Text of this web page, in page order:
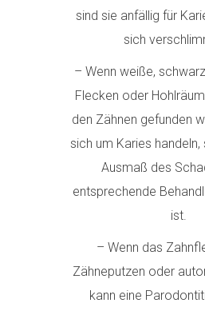
sind sie anfällig für
sich
– Wenn weiße,
Flecken oder
den Zähnen gefunden
sich um Karies
Ausmaß des
entsprechende
ist.
– Wenn das
Zähneputzen oder
kann eine